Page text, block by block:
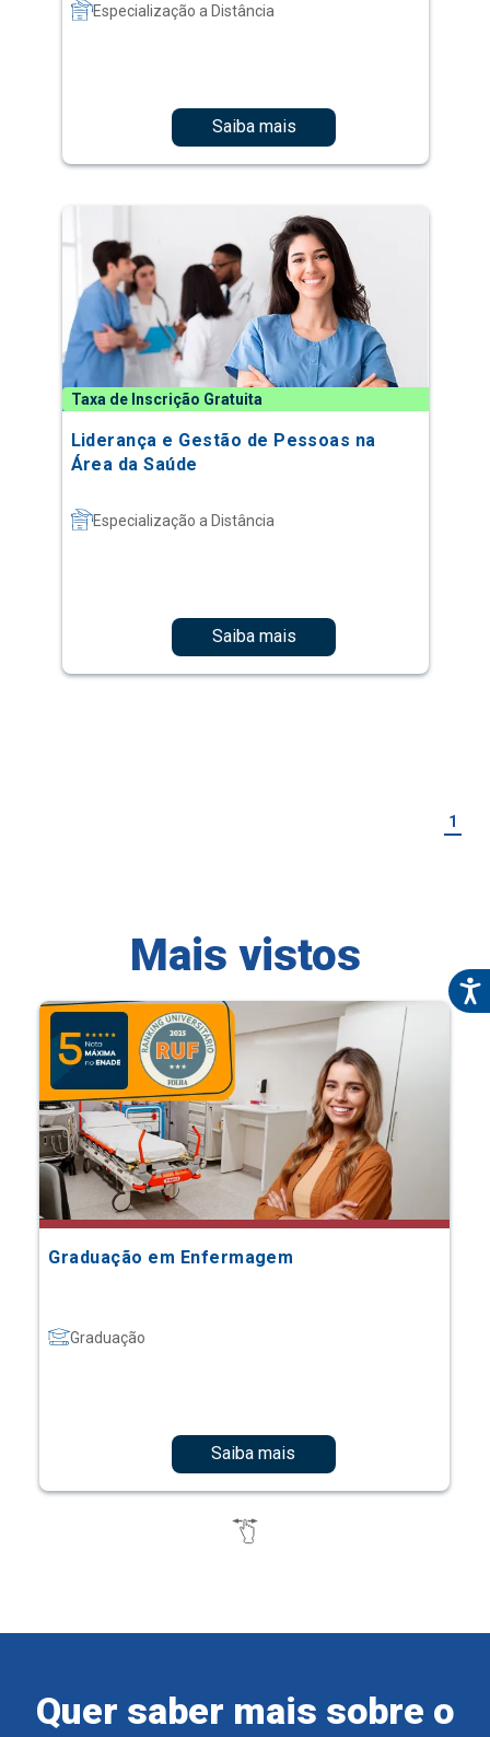
Especialização a Distância
Saiba mais
Taxa de Inscrição Gratuita
Liderança e Gestão de Pessoas na
Área da Saúde
Especialização a Distância
Saiba mais
1
Mais vistos
Graduação em Enfermagem
Graduação
Saiba mais
Quer saber mais sobre o